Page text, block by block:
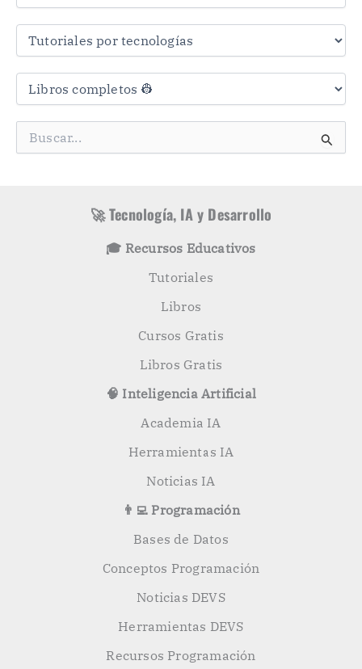
a
a
🚀 Tecnología, IA y Desarrollo
🎓 Recursos Educativos
Tutoriales
Libros
Cursos Gratis
Libros Gratis
🧠 Inteligencia Artificial
Academia IA
Herramientas IA
Noticias IA
👨‍💻 Programación
Bases de Datos
Conceptos Programación
Noticias DEVS
Herramientas DEVS
Recursos Programación